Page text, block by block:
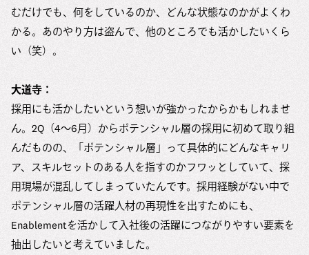
むだけでも、何をしているのか、どんな状態なのかがよくわ
かる。あのやり方は盗んで、他のところでも活かしたいくら
い（笑）。
大道寺：
採用にも活かしたいという想いが強かったからかもしれませ
ん。2Q（4〜6月）からポテンシャル層の採用に初めて取り組
んだものの、「ポテンシャル層」って具体的にどんなキャリ
ア、スキルセットのある人を指すのかフワッとしていて、採
用現場が混乱してしまっていたんです。採用経験がない中で
ポテンシャル層の活躍人材の再現性を出すためにも、
Enablementを活かして入社後の活躍につながりやすい要素を
抽出したいと考えていました。